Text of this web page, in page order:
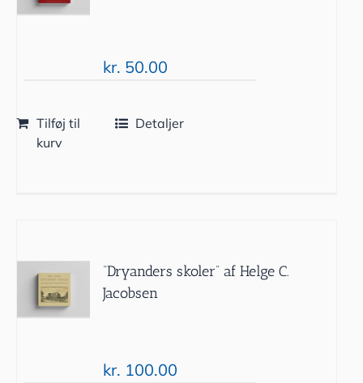
kr. 50.00
Tilføj til
kurv
Detaljer
“Dryanders skoler” af Helge C.
Jacobsen
kr. 100.00